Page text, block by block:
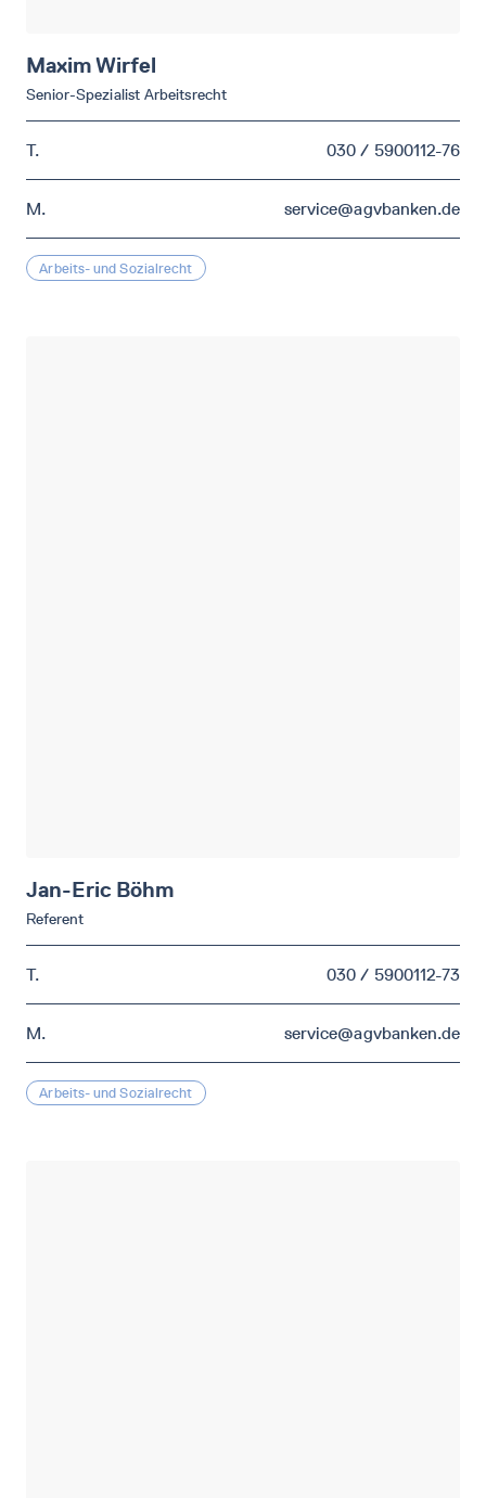
MaximWirfel
Senior-Spezialist Arbeitsrecht
T. 030 / 5900112-76
M. service@agvbanken.de
Arbeits- und Sozialrecht
Jan-Eric Böhm
Referent
T. 030 / 5900112-73
M. service@agvbanken.de
Arbeits- und Sozialrecht